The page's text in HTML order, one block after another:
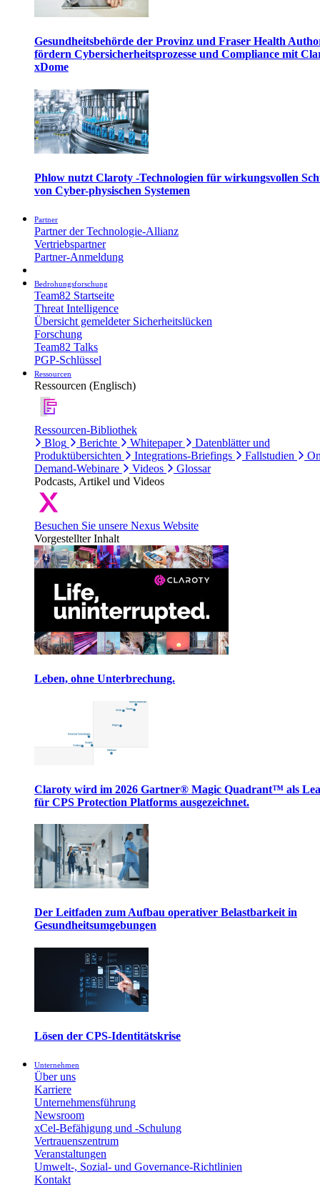
Gesundheitsbehörde der Provinz und Fraser Health
fördern Cybersicherheitsprozesse und Compliance mit
xDome
Phlow nutzt Claroty -Technologien für wirkungsvollen
von Cyber-physischen Systemen
Partner
Partner der Technologie-Allianz
Vertriebspartner
Partner-Anmeldung
Bedrohungsforschung
Team82 Startseite
Threat Intelligence
Übersicht gemeldeter Sicherheitslücken
Forschung
Team82 Talks
PGP-Schlüssel
Ressourcen
Ressourcen (Englisch)
Ressourcen-Bibliothek
Blog
Berichte Whitepaper
Datenblätter und
Produktübersichten
Integrations-Briefings Fallstudien
Demand-Webinare
Videos
Glossar
Podcasts, Artikel und Videos
Besuchen Sie unsere Nexus Website
Vorgestellter Inhalt
Leben, ohne Unterbrechung.
Claroty wird im 2026 Gartner® Magic Quadrant™ als
für CPS Protection Platforms ausgezeichnet.
Der Leitfaden zum Aufbau operativer Belastbarkeit in
Gesundheitsumgebungen
Lösen der CPS-Identitätskrise
Unternehmen
Über uns
Karriere
Unternehmensführung
Newsroom
xCel-Befähigung und -Schulung
Vertrauenszentrum
Veranstaltungen
Umwelt-, Sozial- und Governance-Richtlinien
Kontakt